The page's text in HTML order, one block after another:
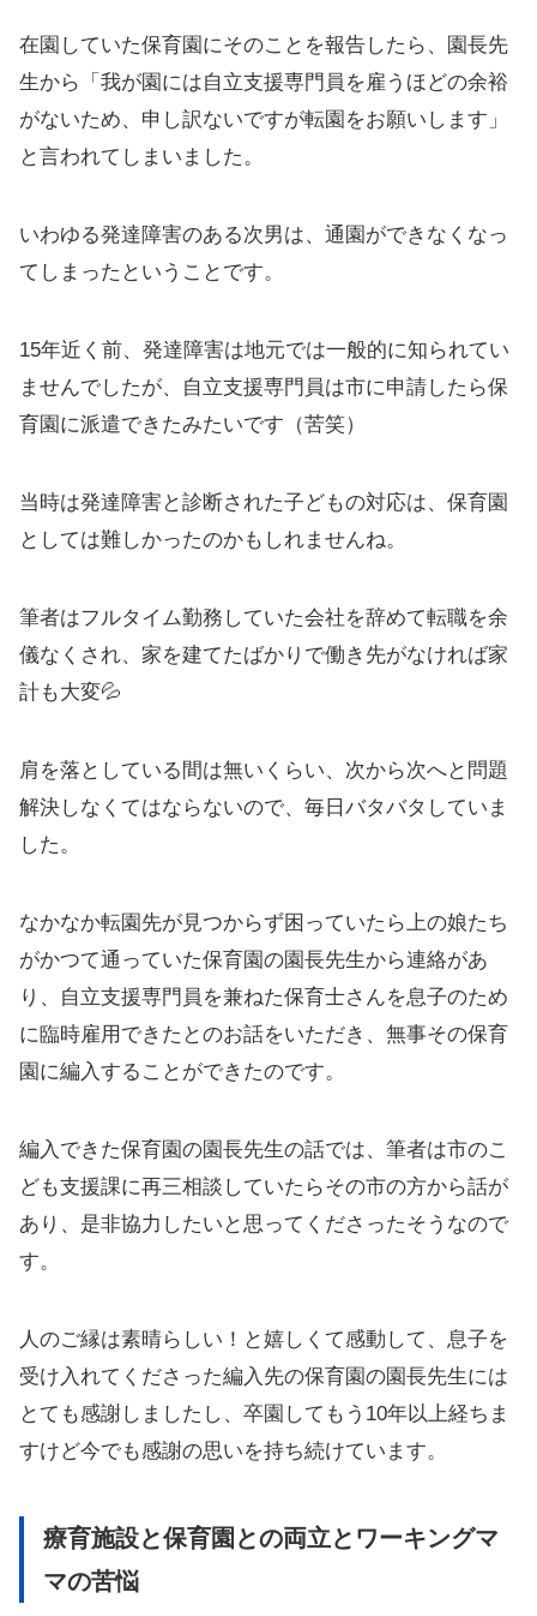
在園していた保育園にそのことを報告したら、園長先
生から「我が園には自立支援専門員を雇うほどの余裕
がないため、申し訳ないですが転園をお願いします」
と言われてしまいました。
いわゆる発達障害のある次男は、通園ができなくなっ
てしまったということです。
15年近く前、発達障害は地元では一般的に知られてい
ませんでしたが、自立支援専門員は市に申請したら保
育園に派遣できたみたいです（苦笑）
当時は発達障害と診断された子どもの対応は、保育園
としては難しかったのかもしれませんね。
筆者はフルタイム勤務していた会社を辞めて転職を余
儀なくされ、家を建てたばかりで働き先がなければ家
計も大変💦
肩を落としている間は無いくらい、次から次へと問題
解決しなくてはならないので、毎日バタバタしていま
した。
なかなか転園先が見つからず困っていたら上の娘たち
がかつて通っていた保育園の園長先生から連絡があ
り、自立支援専門員を兼ねた保育士さんを息子のため
に臨時雇用できたとのお話をいただき、無事その保育
園に編入することができたのです。
編入できた保育園の園長先生の話では、筆者は市のこ
ども支援課に再三相談していたらその市の方から話が
あり、是非協力したいと思ってくださったそうなので
す。
人のご縁は素晴らしい！と嬉しくて感動して、息子を
受け入れてくださった編入先の保育園の園長先生には
とても感謝しましたし、卒園してもう10年以上経ちま
すけど今でも感謝の思いを持ち続けています。
療育施設と保育園との両立とワーキングマ
マの苦悩